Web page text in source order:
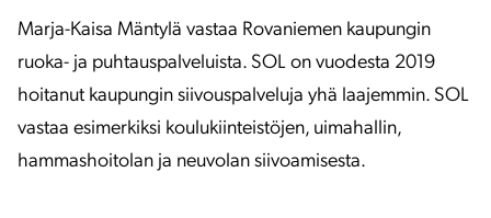
Marja-Kaisa Mäntylä vastaa Rovaniemen kaupungin
ruoka- ja puhtauspalveluista. SOL on vuodesta 2019
hoitanut kaupungin siivouspalveluja yhä laajemmin. SOL
vastaa esimerkiksi koulukiinteistöjen, uimahallin,
hammashoitolan ja neuvolan siivoamisesta.